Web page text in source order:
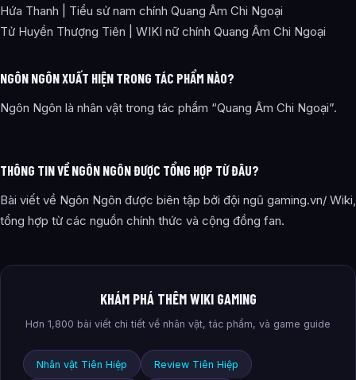
Hứa Thanh | Tiểu sử nam chính Quang Âm Chi Ngoại
Tử Huyền Thượng Tiên | WIKI nữ chính Quang Âm Chi Ngoại
NGÔN NGÔN XUẤT HIỆN TRONG TÁC PHẨM NÀO?
Ngôn Ngôn là nhân vật trong tác phẩm “Quang Âm Chi Ngoại”.
THÔNG TIN VỀ NGÔN NGÔN ĐƯỢC TỔNG HỢP TỪ ĐÂU?
Bài viết về Ngôn Ngôn được biên tập bởi đội ngũ gaming.vn/ Wiki,
tổng hợp từ các nguồn chính thức và cộng đồng fan.
KHÁM PHÁ THÊM WIKI GAMING
Hơn 1,800 bài viết chi tiết về nhân vật, tác phẩm, và game guide
Nhân vật Tiên Hiệp Review Tiên Hiệp